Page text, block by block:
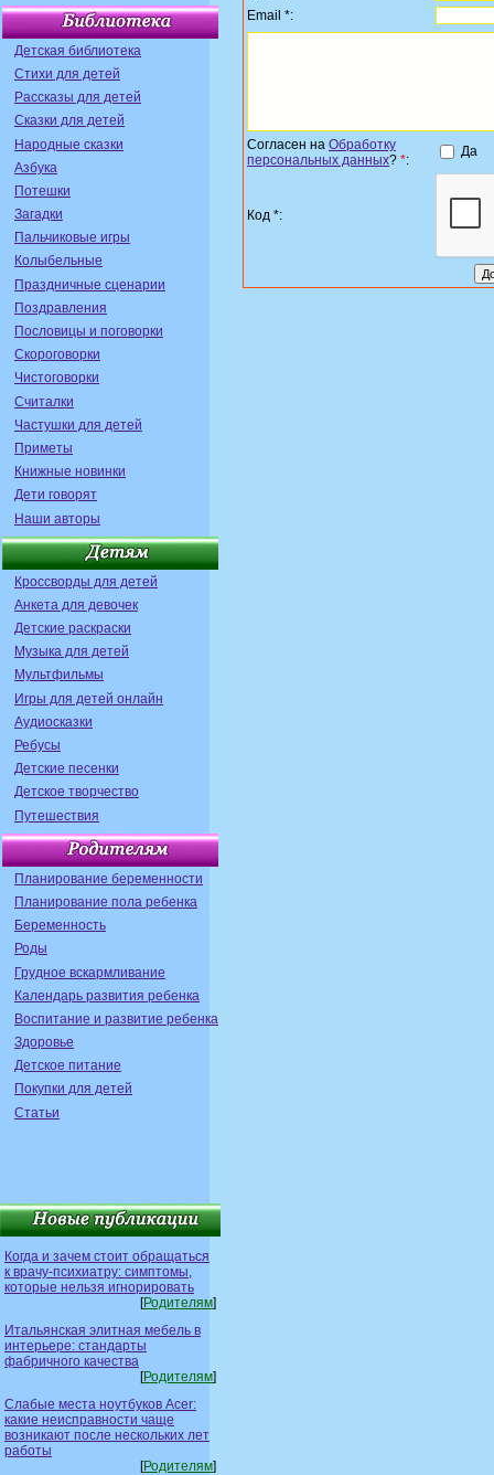
Детская библиотека
Стихи для детей
Рассказы для детей
Сказки для детей
Народные сказки
Азбука
Потешки
Загадки
Пальчиковые игры
Колыбельные
Праздничные сценарии
Поздравления
Пословицы и поговорки
Скороговорки
Чистоговорки
Считалки
Частушки для детей
Приметы
Книжные новинки
Дети говорят
Наши авторы
Кроссворды для детей
Анкета для девочек
Детские раскраски
Музыка для детей
Мультфильмы
Игры для детей онлайн
Аудиосказки
Ребусы
Детские песенки
Детское творчество
Путешествия
Планирование беременности
Планирование пола ребенка
Беременность
Роды
Грудное вскармливание
Календарь развития ребенка
Воспитание и развитие ребенка
Здоровье
Детское питание
Покупки для детей
Статьи
Когда и зачем стоит обращаться
к врачу-психиатру: симптомы,
которые нельзя игнорировать
[Родителям]
Итальянская элитная мебель в
интерьере: стандарты
фабричного качества
[Родителям]
Слабые места ноутбуков Acer:
какие неисправности чаще
возникают после нескольких лет
работы
[Родителям]
Email *:
Согласен на Обработку
персональных данных? *:
Да
Код *: